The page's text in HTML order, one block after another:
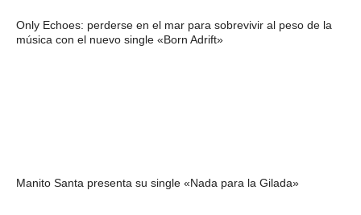
Only Echoes: perderse en el mar para sobrevivir al peso de la
música con el nuevo single «Born Adrift»
Manito Santa presenta su single «Nada para la Gilada»